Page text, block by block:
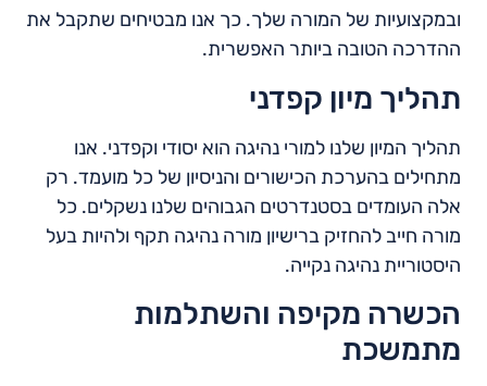
ובמקצועיות של המורה שלך. כך אנו מבטיחים שתקבל את
ההדרכה הטובה ביותר האפשרית.
תהליך מיון קפדני
תהליך המיון שלנו למורי נהיגה הוא יסודי וקפדני. אנו
מתחילים בהערכת הכישורים והניסיון של כל מועמד. רק
אלה העומדים בסטנדרטים הגבוהים שלנו נשקלים. כל
מורה חייב להחזיק ברישיון מורה נהיגה תקף ולהיות בעל
היסטוריית נהיגה נקייה.
הכשרה מקיפה והשתלמות
מתמשכת